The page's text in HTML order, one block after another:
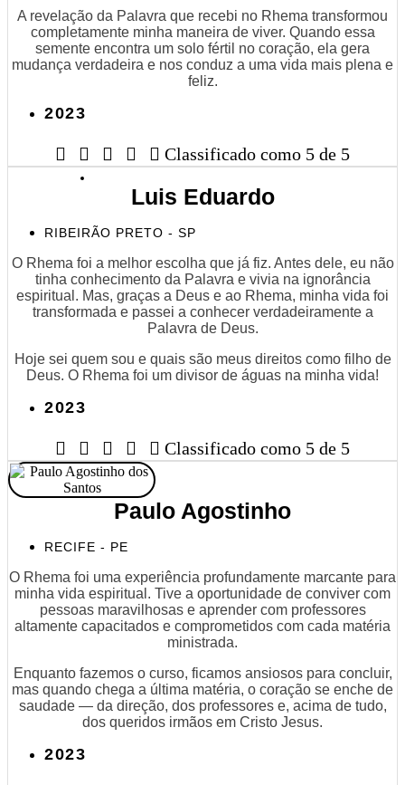
A revelação da Palavra que recebi no Rhema transformou
completamente minha maneira de viver. Quando essa
semente encontra um solo fértil no coração, ela gera
mudança verdadeira e nos conduz a uma vida mais plena e
feliz.
2023
     Classificado como 5 de 5
Luis Eduardo
RIBEIRÃO PRETO - SP
O Rhema foi a melhor escolha que já fiz. Antes dele, eu não
tinha conhecimento da Palavra e vivia na ignorância
espiritual. Mas, graças a Deus e ao Rhema, minha vida foi
transformada e passei a conhecer verdadeiramente a
Palavra de Deus.
Hoje sei quem sou e quais são meus direitos como filho de
Deus. O Rhema foi um divisor de águas na minha vida!
2023
     Classificado como 5 de 5
Paulo Agostinho
RECIFE - PE
O Rhema foi uma experiência profundamente marcante para
minha vida espiritual. Tive a oportunidade de conviver com
pessoas maravilhosas e aprender com professores
altamente capacitados e comprometidos com cada matéria
ministrada.
Enquanto fazemos o curso, ficamos ansiosos para concluir,
mas quando chega a última matéria, o coração se enche de
saudade — da direção, dos professores e, acima de tudo,
dos queridos irmãos em Cristo Jesus.
2023